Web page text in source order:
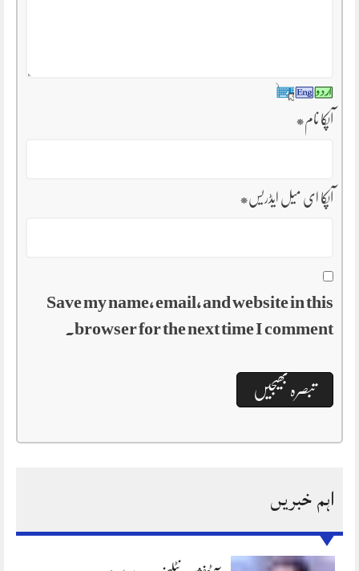
آپکا نام*
آپکا ای میل ایڈریس*
Save my name, email, and website in this
browser for the next time I comment.
اہم خبریں